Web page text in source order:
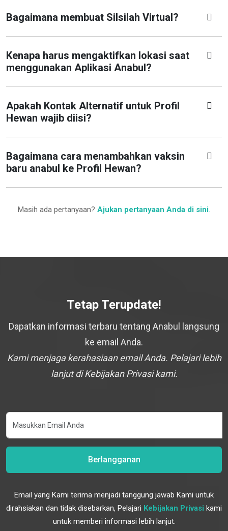
Bagaimana membuat Silsilah Virtual?
Kenapa harus mengaktifkan lokasi saat
menggunakan Aplikasi Anabul?
Apakah Kontak Alternatif untuk Profil
Hewan wajib diisi?
Bagaimana cara menambahkan vaksin
baru anabul ke Profil Hewan?
Masih ada pertanyaan? Ajukan pertanyaan Anda di sini.
Tetap Terupdate!
Dapatkan informasi terbaru tentang Anabul langsung
ke email Anda.
Kami menjaga kerahasiaan email Anda. Pelajari lebih
lanjut di Kebijakan Privasi kami.
Berlangganan
Email yang Kami terima menjadi tanggung jawab Kami untuk
dirahsiakan dan tidak disebarkan, Pelajari Kebijakan Privasi kami
untuk memberi informasi lebih lanjut.